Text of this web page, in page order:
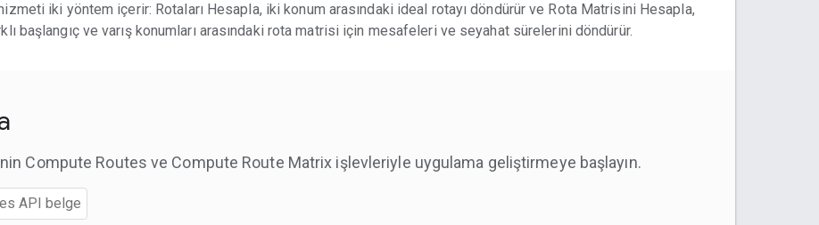
iki yöntem içerir: Rotaları Hesapla, iki konum arasındaki ideal rotayı döndürür ve Rota Matrisini Hesapla,
başlangıç ve varış konumları arasındaki rota matrisi için mesafeleri ve seyahat sürelerini döndürür.
Compute Routes ve Compute Route Matrix işlevleriyle uygulama geliştirmeye başlayın.